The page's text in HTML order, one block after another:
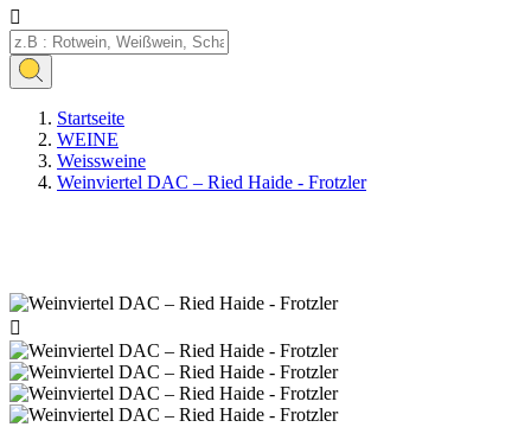

Startseite
WEINE
Weissweine
Weinviertel DAC – Ried Haide - Frotzler
